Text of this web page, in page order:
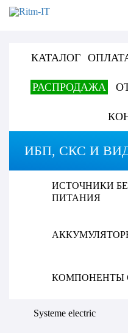
КАТАЛОГ
РАСПРОДАЖА
ИБП, СКС И
ИСТОЧНИКИ
ПИТАНИЯ
КОМПОНЕНТЫ
Systeme electric